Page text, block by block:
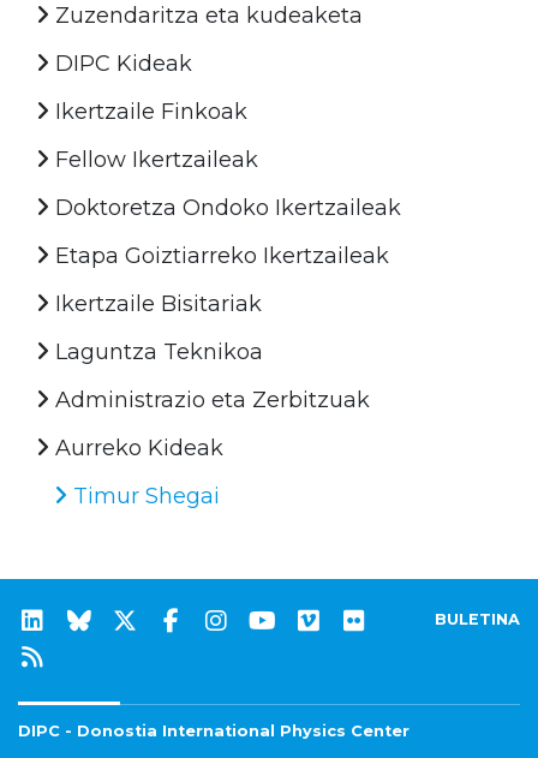
Zuzendaritza eta kudeaketa
DIPC Kideak
Ikertzaile Finkoak
Fellow Ikertzaileak
Doktoretza Ondoko Ikertzaileak
Etapa Goiztiarreko Ikertzaileak
Ikertzaile Bisitariak
Laguntza Teknikoa
Administrazio eta Zerbitzuak
Aurreko Kideak
Timur Shegai
BULETINA
DIPC - Donostia International Physics Center